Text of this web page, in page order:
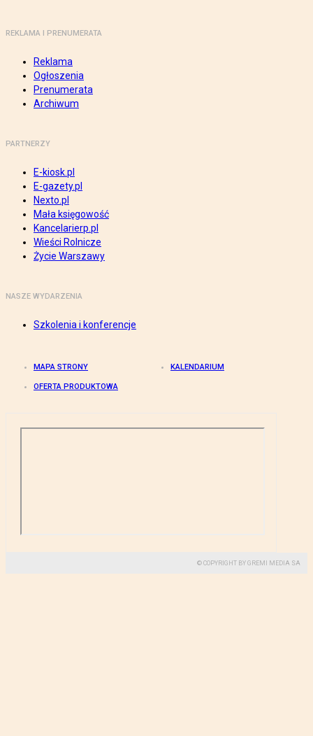
REKLAMA I PRENUMERATA
Reklama
Ogłoszenia
Prenumerata
Archiwum
PARTNERZY
E-kiosk.pl
E-gazety.pl
Nexto.pl
Mała księgowość
Kancelarierp.pl
Wieści Rolnicze
Życie Warszawy
NASZE WYDARZENIA
Szkolenia i konferencje
MAPA STRONY KALENDARIUM
OFERTA PRODUKTOWA
© COPYRIGHT BY GREMI MEDIA SA